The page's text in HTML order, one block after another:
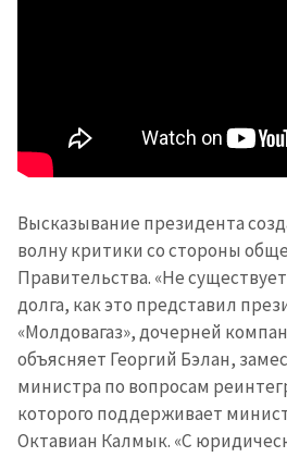
Высказывание президента
волну критики со стороны
Правительства. «Не
долга, как это представил
«Молдовагаз», дочерней
объясняет Георгий Бэлан,
министра по вопросам
которого поддерживает
Октавиан Калмык. «С